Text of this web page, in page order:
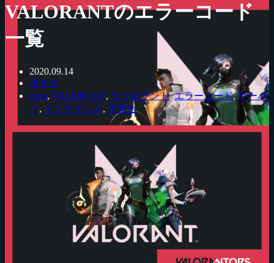
VALORANTのエラーコード
一覧
2020.09.14
小ネタ
error, VALORANT, ヴァロラント,エラーコード,サーバ
ー, メンテナンス, 不具合